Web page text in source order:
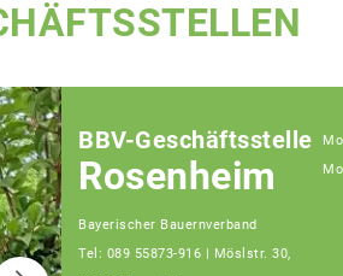
BBV-Geschäftsstelle
Rosenheim
Bayerischer Bauernverband
Tel: 089 55873-916 | Möslstr. 30,